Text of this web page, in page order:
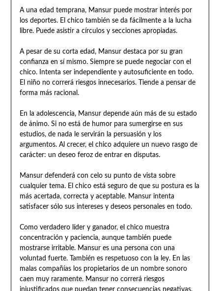
A una edad temprana, Mansur puede mostrar interés por
los deportes. El chico también se da fácilmente a la lucha
libre. Puede asistir a círculos y secciones apropiadas.
A pesar de su corta edad, Mansur destaca por su gran
confianza en sí mismo. Siempre se puede negociar con el
chico. Intenta ser independiente y autosuficiente en todo.
El niño no correrá riesgos innecesarios. Tiende a pensar de
forma más racional.
En la adolescencia, Mansur depende aún más de su estado
de ánimo. Si no está de humor para sumergirse en sus
estudios, de nada le servirán la persuasión y los
argumentos. Al crecer, el chico adquiere un nuevo rasgo de
carácter: un deseo feroz de entrar en disputas.
Mansur defenderá con celo su punto de vista sobre
cualquier tema. El chico está seguro de que su postura es la
más acertada, correcta y aceptable. Mansur intenta
satisfacer sólo sus intereses y deseos personales en todo.
Como verdadero líder y ganador, el chico muestra
concentración y paciencia, aunque también puede
mostrarse irritable. Mansur es una persona con una
voluntad fuerte. También es respetuoso con la ley. En las
malas compañías los propietarios de un nombre sonoro
caen muy raramente. Mansur no correrá riesgos